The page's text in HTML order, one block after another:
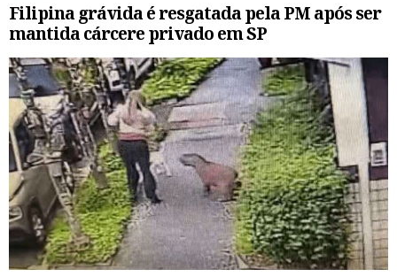
Filipina grávida é resgatada pela PM após ser
mantida cárcere privado em SP